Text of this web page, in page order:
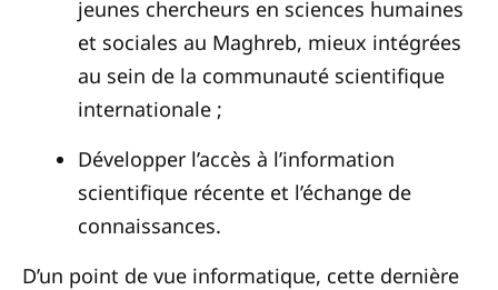
jeunes chercheurs en sciences humaines
et sociales au Maghreb, mieux intégrées
au sein de la communauté scientifique
internationale ;
Développer l’accès à l’information
scientifique récente et l’échange de
connaissances.
D’un point de vue informatique, cette dernière